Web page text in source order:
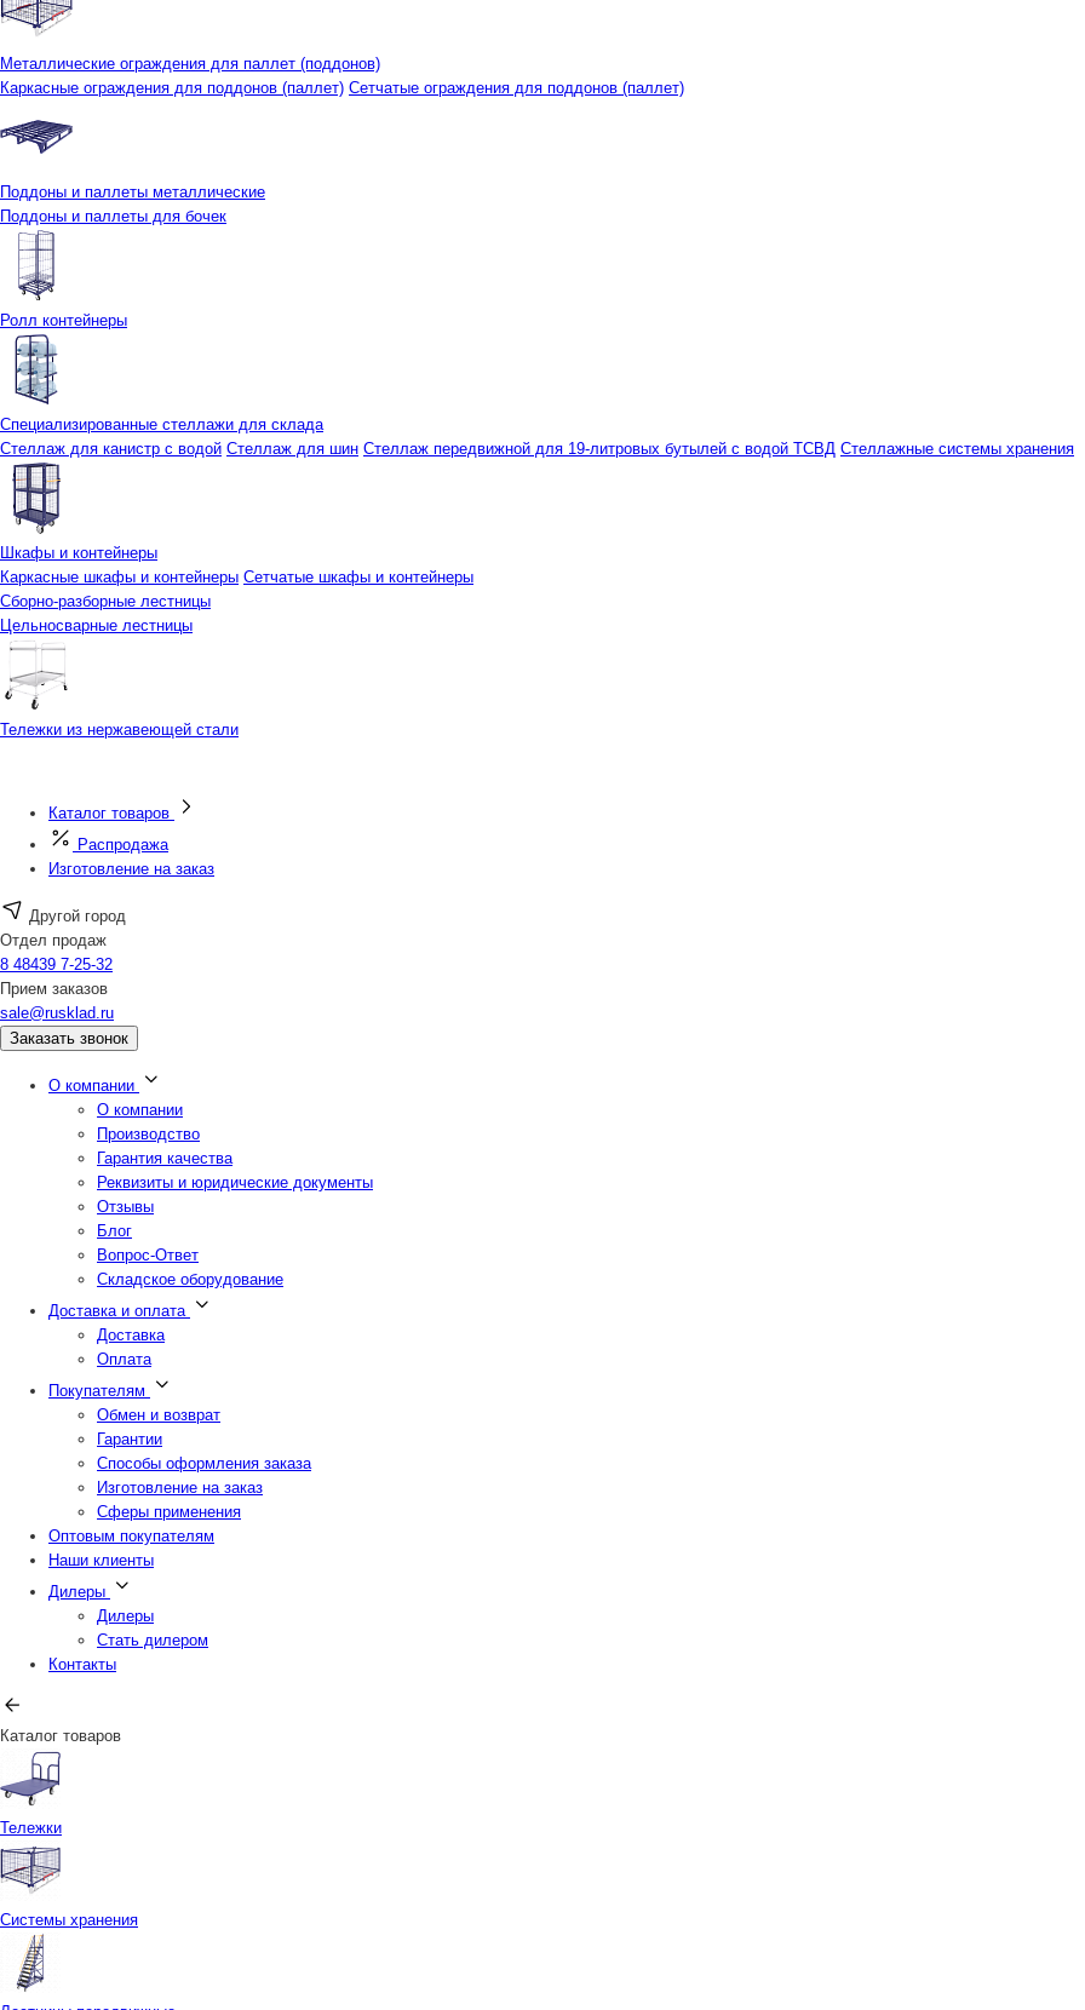
Металлические ограждения для паллет (поддонов)
Каркасные ограждения для поддонов (паллет) Сетчатые ограждения для поддонов (паллет)
Поддоны и паллеты металлические
Поддоны и паллеты для бочек
Ролл контейнеры
Специализированные стеллажи для склада
Стеллаж для канистр с водой Стеллаж для шин Стеллаж передвижной для 19-литровых бутылей с водой ТСВД Стеллажные системы хранения
Шкафы и контейнеры
Каркасные шкафы и контейнеры Сетчатые шкафы и контейнеры
Сборно-разборные лестницы
Цельносварные лестницы
Тележки из нержавеющей стали
Каталог товаров
Распродажа
Изготовление на заказ
Другой город
Отдел продаж
8 48439 7-25-32
Прием заказов
sale@rusklad.ru
Заказать звонок
О компании
О компании
Производство
Гарантия качества
Реквизиты и юридические документы
Отзывы
Блог
Вопрос-Ответ
Складское оборудование
Доставка и оплата
Доставка
Оплата
Покупателям
Обмен и возврат
Гарантии
Способы оформления заказа
Изготовление на заказ
Сферы применения
Оптовым покупателям
Наши клиенты
Дилеры
Дилеры
Стать дилером
Контакты
Каталог товаров
Тележки
Системы хранения